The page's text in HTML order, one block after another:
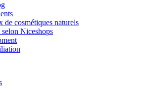
de cosmétiques naturels
Niceshops